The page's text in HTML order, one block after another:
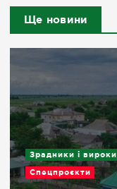
Ще новини
Зрадники і вироки
Спецпроєкти